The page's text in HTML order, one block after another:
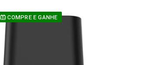
COMPRE E GANHE